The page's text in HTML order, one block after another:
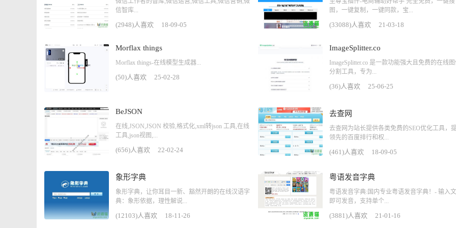
信智库...
(2948)人喜欢 18-09-05
图，一键复制，一键同款，宝...
(33088)人喜欢 21-03-18
Morflax things
Morflax things-在线模型生成器...
(50)人喜欢 25-02-28
ImageSplitter.co
ImageSplitter.co 是一款功能强大且免费的在线
分割工具，专为...
(36)人喜欢 25-06-25
BeJSON
在线,JSON,JSON 校验,格式化,xml转json 工具,在线
工具,json视图,...
(656)人喜欢 22-02-24
去查网
去查网为站长提供各类免费的SEO优化工具，
领先的百度排行和权...
(461)人喜欢 18-09-05
象形字典
象形字典，让你耳目一新、豁然开朗的在线汉语字
典：象形依据，理性解说...
(12103)人喜欢 18-11-26
粤语发音字典
粤语发音字典:国内专业粤语发音字典！- 输入
即可发音，支持单个...
(3881)人喜欢 21-01-16